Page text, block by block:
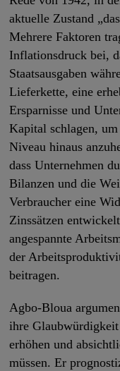
aktuelle Zustand
Mehrere Faktoren
Inflationsdruck bei,
Staatsausgaben
Lieferkette, eine
Ersparnisse und
Kapital schlagen,
Niveau hinaus
dass Unternehmen
Bilanzen und die
Verbraucher eine
Zinssätzen
angespannte
der
beitragen.
Agbo-Bloua
ihre
erhöhen und
müssen. Er